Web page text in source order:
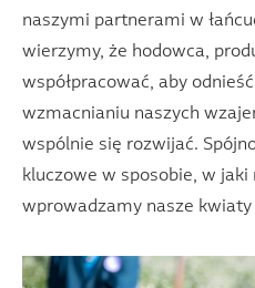
naszymi partnerami w
wierzymy, że hodowca,
współpracować, aby
wzmacnianiu naszych
wspólnie się rozwijać.
kluczowe w sposobie, w
wprowadzamy nasze kwiaty